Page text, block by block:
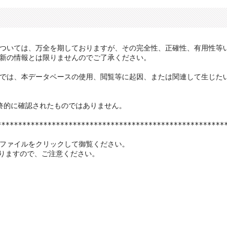
ては、万全を期しておりますが、その完全性、正確性、有用性等
情報とは限りませんのでご了承ください。
、本データベースの使用、閲覧等に起因、または関連して生じた
に確認されたものではありません。
ァイルをクリックして御覧ください。
すので、ご注意ください。